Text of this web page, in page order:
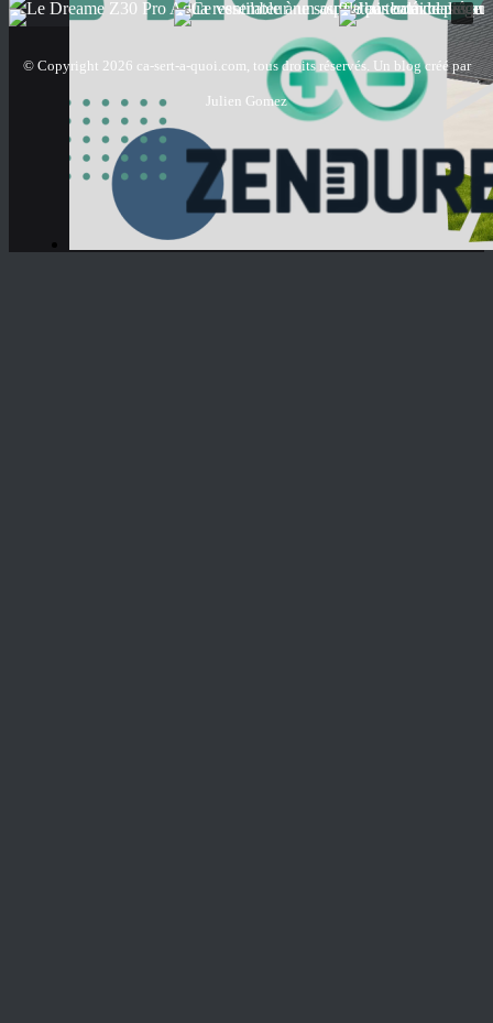
© Copyright 2026 ca-sert-a-quoi.com, tous droits réservés. Un blog créé par
Julien Gomez
RSS Facebook YouTubeInstagram